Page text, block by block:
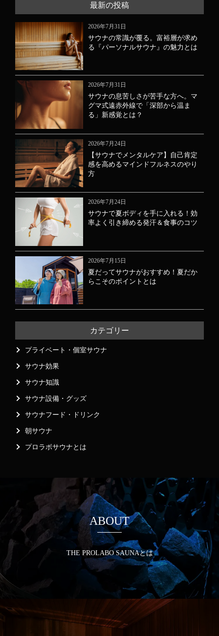
最新の投稿
2026年7月31日
サウナの常識が覆る。富裕層が求め
る『パーソナルサウナ』の魅力とは
2026年7月31日
サウナの息苦しさが苦手な方へ。マ
グマ式遠赤外線で「深部から温ま
る」新感覚とは？
2026年7月24日
【サウナでメンタルケア】自己肯定
感を高めるマインドフルネスのやり
方
2026年7月24日
サウナで夏ボディを手に入れる！効
率よく引き締める発汗＆食事のコツ
2026年7月15日
夏だってサウナがおすすめ！夏だか
らこそのポイントとは
カテゴリー
プライベート・個室サウナ
サウナ効果
サウナ知識
サウナ設備・グッズ
サウナフード・ドリンク
朝サウナ
プロラボサウナとは
ABOUT
THE PROLABO SAUNAとは